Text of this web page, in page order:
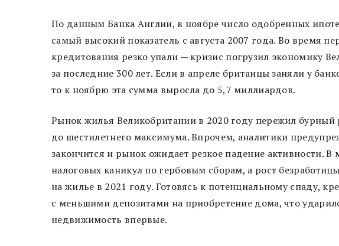
По данным Банка Англии, в ноябре число одобренных
самый высокий показатель с августа 2007 года. Во время
кредитования резко упали — кризис погрузил экономику
за последние 300 лет. Если в апреле британцы заняли у
то к ноябрю эта сумма выросла до 5,7 миллиардов.
Рынок жилья Великобритании в 2020 году пережил бурный
до шестилетнего максимума. Впрочем, аналитики
закончится и рынок ожидает резкое падение активности.
налоговых каникул по гербовым сборам, а рост
на жилье в 2021 году. Готовясь к потенциальному спаду,
с меньшими депозитами на приобретение дома, что
недвижимость впервые.